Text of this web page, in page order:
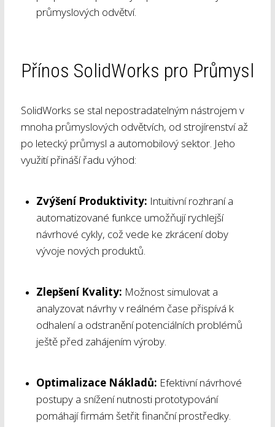
průmyslových odvětví.
Přínos SolidWorks pro Průmysl
SolidWorks se stal nepostradatelným nástrojem v
mnoha průmyslových odvětvích, od strojírenství až
po letecký průmysl a automobilový sektor. Jeho
využití přináší řadu výhod:
Zvýšení Produktivity: Intuitivní rozhraní a
automatizované funkce umožňují rychlejší
návrhové cykly, což vede ke zkrácení doby
vývoje nových produktů.
Zlepšení Kvality: Možnost simulovat a
analyzovat návrhy v reálném čase přispívá k
odhalení a odstranění potenciálních problémů
ještě před zahájením výroby.
Optimalizace Nákladů: Efektivní návrhové
postupy a snížení nutnosti prototypování
pomáhají firmám šetřit finanční prostředky.